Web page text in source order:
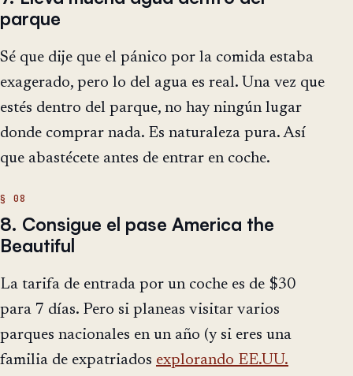
parque
Sé que dije que el pánico por la comida estaba
exagerado, pero lo del agua es real. Una vez que
estés dentro del parque, no hay ningún lugar
donde comprar nada. Es naturaleza pura. Así
que abastécete antes de entrar en coche.
8. Consigue el pase America the
Beautiful
La tarifa de entrada por un coche es de $30
para 7 días. Pero si planeas visitar varios
parques nacionales en un año (y si eres una
familia de expatriados explorando EE.UU.